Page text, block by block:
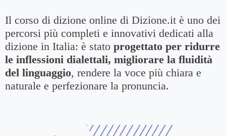
Il corso di dizione online di Dizione.it è uno dei
percorsi più completi e innovativi dedicati alla
dizione in Italia: è stato progettato per ridurre
le inflessioni dialettali, migliorare la fluidità
del linguaggio, rendere la voce più chiara e
naturale e perfezionare la pronuncia.